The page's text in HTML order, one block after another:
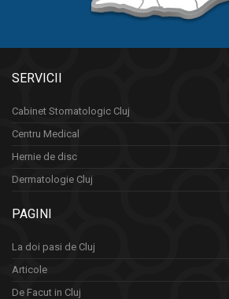
SERVICII
Cabinet Stomatologic Cluj
Centru Medical
Hernie de disc
Dermatologie Cluj
PAGINI
La doi pasi de Cluj
Articole
De Facut in Cluj